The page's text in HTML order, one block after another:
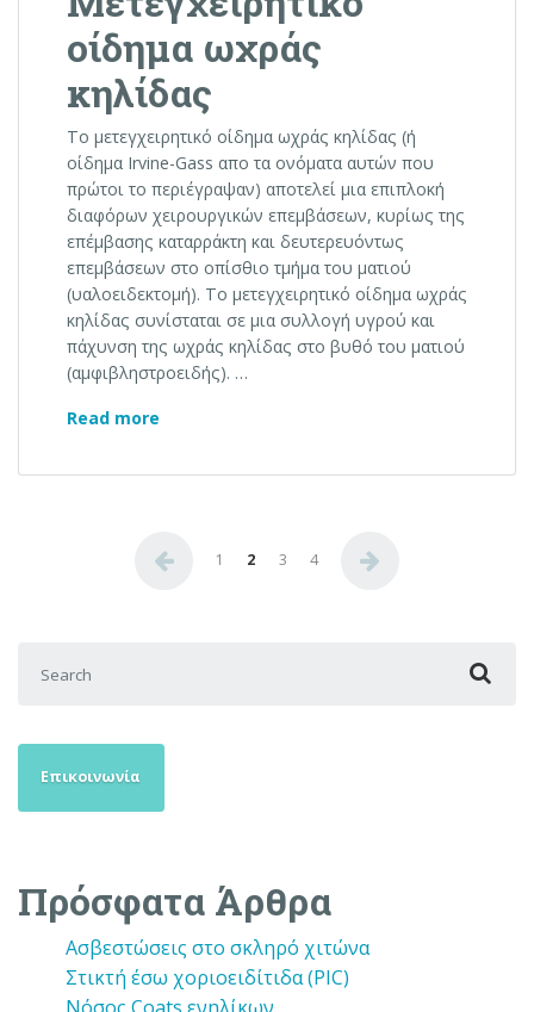
οίδημα ωχράς
κηλίδας
Το μετεγχειρητικό οίδημα ωχράς κηλίδας (ή
οίδημα Irvine-Gass απο τα ονόματα αυτών που
πρώτοι το περιέγραψαν) αποτελεί μια επιπλοκή
διαφόρων χειρουργικών επεμβάσεων, κυρίως της
επέμβασης καταρράκτη και δευτερευόντως
επεμβάσεων στο οπίσθιο τμήμα του ματιού
(υαλοειδεκτομή). Το μετεγχειρητικό οίδημα ωχράς
κηλίδας συνίσταται σε μια συλλογή υγρού και
πάχυνση της ωχράς κηλίδας στο βυθό του ματιού
(αμφιβληστροειδής). …
Read more
Σελιδοποίηση άρθρων
1 2 3 4
Επικοινωνία
Πρόσφατα Άρθρα
Ασβεστώσεις στο σκληρό χιτώνα
Στικτή έσω χοριοειδίτιδα (PIC)